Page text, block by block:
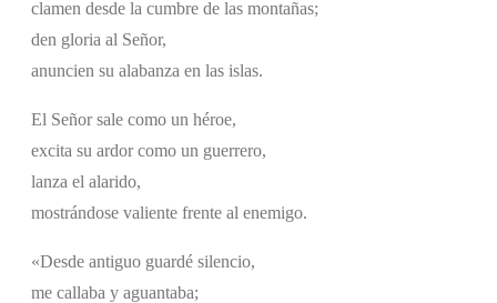
clamen desde la cumbre de las montañas;
den gloria al Señor,
anuncien su alabanza en las islas.
El Señor sale como un héroe,
excita su ardor como un guerrero,
lanza el alarido,
mostrándose valiente frente al enemigo.
«Desde antiguo guardé silencio,
me callaba y aguantaba;